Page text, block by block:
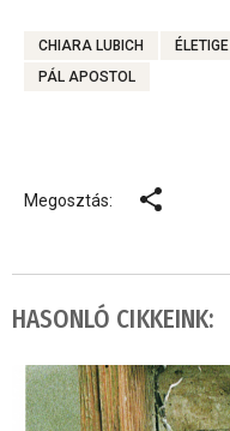
CHIARA LUBICH ÉLETIGE
PÁL APOSTOL
Megosztás:
HASONLÓ CIKKEINK: